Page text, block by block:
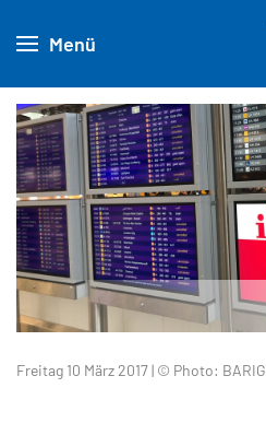
Menü
Freitag 10 März 2017 | © Photo: BARIG